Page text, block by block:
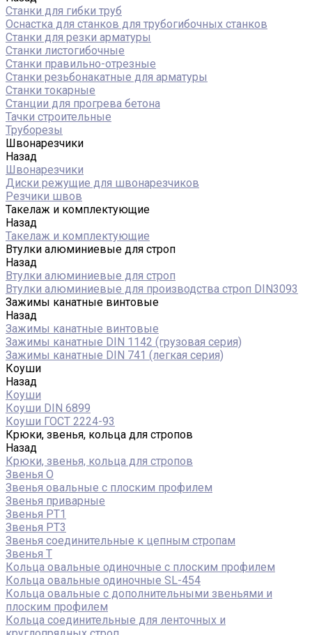
Станки для гибки труб
Оснастка для станков для трубогибочных станков
Станки для резки арматуры
Станки листогибочные
Станки правильно-отрезные
Станки резьбонакатные для арматуры
Станки токарные
Станции для прогрева бетона
Тачки строительные
Труборезы
Швонарезчики
Назад
Швонарезчики
Диски режущие для швонарезчиков
Резчики швов
Такелаж и комплектующие
Назад
Такелаж и комплектующие
Втулки алюминиевые для строп
Назад
Втулки алюминиевые для строп
Втулки алюминиевые для производства строп DIN3093
Зажимы канатные винтовые
Назад
Зажимы канатные винтовые
Зажимы канатные DIN 1142 (грузовая серия)
Зажимы канатные DIN 741 (легкая серия)
Коуши
Назад
Коуши
Коуши DIN 6899
Коуши ГОСТ 2224-93
Крюки, звенья, кольца для стропов
Назад
Крюки, звенья, кольца для стропов
Звенья О
Звенья овальные с плоским профилем
Звенья приварные
Звенья РТ1
Звенья РТ3
Звенья соединительные к цепным стропам
Звенья Т
Кольца овальные одиночные c плоским профилем
Кольца овальные одиночные SL-454
Кольца овальные с дополнительными звеньями и
плоским профилем
Кольца соединительные для ленточных и